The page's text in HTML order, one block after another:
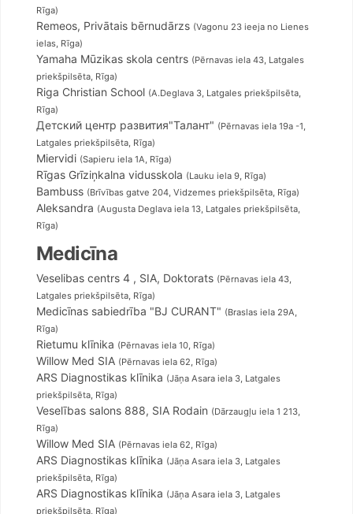
bērnudārzs
Rīga)
Remeos, Privātais bērnudārzs (Vagonu 23 ieeja no Lienes
ielas, Rīga)
Yamaha Mūzikas skola centrs (Pērnavas iela 43, Latgales
priekšpilsēta, Rīga)
Riga Christian School (A.Deglava 3, Latgales priekšpilsēta,
Rīga)
Детский центр развития"Талант" (Pērnavas iela 19a -1,
Latgales priekšpilsēta, Rīga)
Miervidi (Sapieru iela 1A, Rīga)
Rīgas Grīziņkalna vidusskola (Lauku iela 9, Rīga)
Bambuss (Brīvības gatve 204, Vidzemes priekšpilsēta, Rīga)
Aleksandra (Augusta Deglava iela 13, Latgales priekšpilsēta,
Rīga)
Medicīna
Veselibas centrs 4 , SIA, Doktorats (Pērnavas iela 43,
Latgales priekšpilsēta, Rīga)
Medicīnas sabiedrība "BJ CURANT" (Braslas iela 29A,
Rīga)
Rietumu klīnika (Pērnavas iela 10, Rīga)
Willow Med SIA (Pērnavas iela 62, Rīga)
ARS Diagnostikas klīnika (Jāņa Asara iela 3, Latgales
priekšpilsēta, Rīga)
Veselības salons 888, SIA Rodain (Dārzaugļu iela 1 213,
Rīga)
Willow Med SIA (Pērnavas iela 62, Rīga)
ARS Diagnostikas klīnika (Jāņa Asara iela 3, Latgales
priekšpilsēta, Rīga)
ARS Diagnostikas klīnika (Jāņa Asara iela 3, Latgales
priekšpilsēta, Rīga)